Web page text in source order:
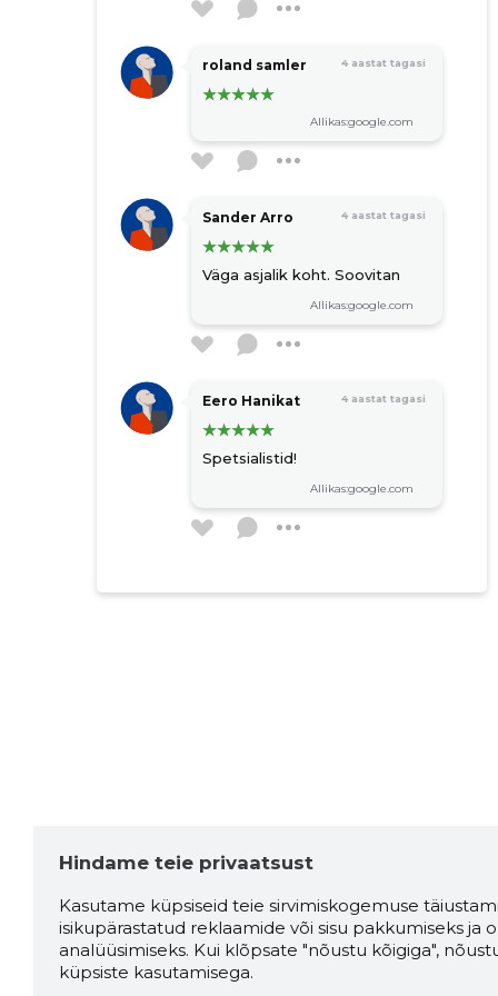
roland samler 4 aastat tagasi
Allikas:google.com
Sander Arro 4 aastat tagasi
Väga asjalik koht. Soovitan
Allikas:google.com
Eero Hanikat 4 aastat tagasi
Spetsialistid!
Allikas:google.com
Allikas:google.com
Hindame teie privaatsust
Kasutame küpsiseid teie sirvimiskogemuse
isikupärastatud reklaamide või sisu pakkumiseks ja
analüüsimiseks. Kui klõpsate "nõustu kõigiga",
küpsiste kasutamisega.